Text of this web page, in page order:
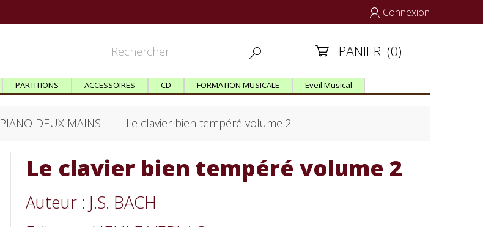
 Connexion
  PANIER (0)
PARTITIONS ACCESSOIRES CD FORMATION MUSICALE Eveil Musical
PIANO DEUX MAINS Le clavier bien tempéré volume 2
Le clavier bien tempéré volume 2
Auteur : J.S. BACH